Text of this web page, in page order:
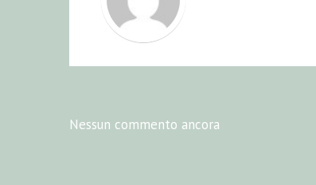
Nessun commento ancora